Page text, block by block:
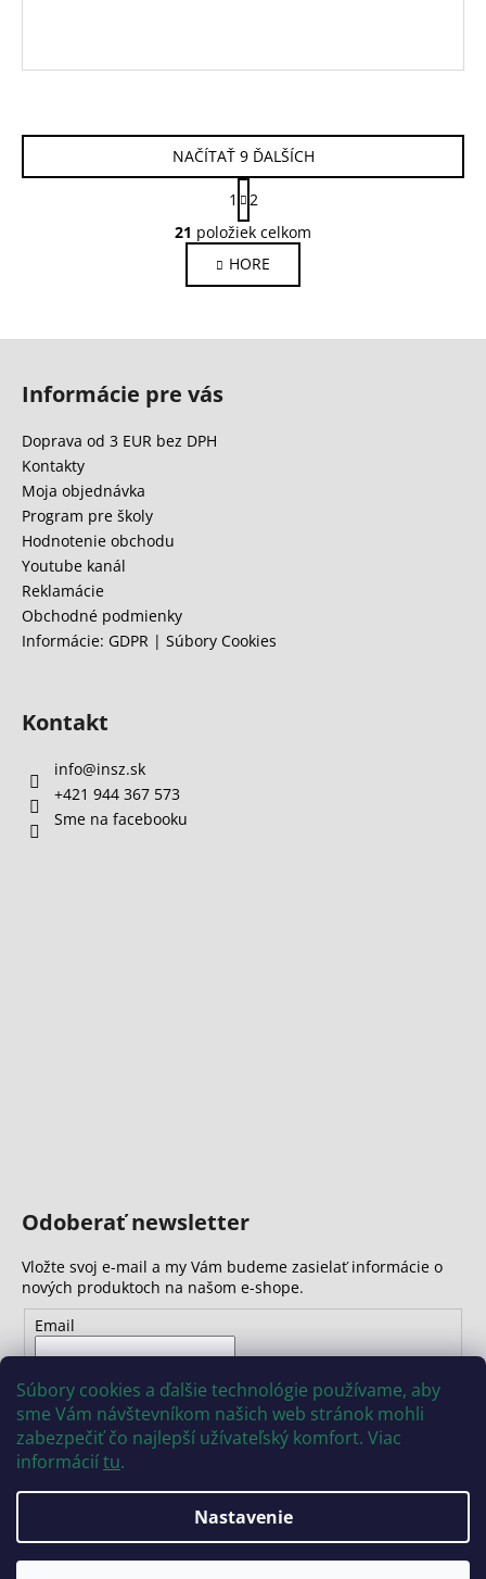
Súbory cookies a ďalšie technológie používame, aby
sme Vám návštevníkom našich web stránok mohli
zabezpečiť čo najlepší užívateľský komfort. Viac
informáciítu.
Nastavenie
O
v
l
á
a
s
NAČÍTAŤ 9 ĎALŠÍCH
S
t
r
á
n
k
1
2
21 položiek celkom
HORE
Informácie pre vás
Doprava od 3 EUR bez DPH
Kontakty
Moja objednávka
Program pre školy
Hodnotenie obchodu
Youtube kanál
Reklamácie
Obchodné podmienky
Informácie: GDPR | Súbory Cookies
Kontakt
info@insz.sk
+421 944 367 573
Sme na facebooku
Odoberať newsletter
Vložte svoj e-mail a my Vám budeme zasielať informácie o
nových produktoch na našom e-shope.
Email
osobných údajov
PRIHLÁSIŤ SA
Copyright 2026INSIZE. Všetky práva vyhradené.Upraviť